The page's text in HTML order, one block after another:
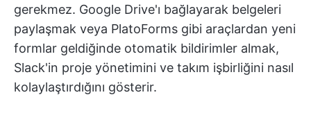
gerekmez. Google Drive'ı bağlayarak belgeleri
paylaşmak veya PlatoForms gibi araçlardan yeni
formlar geldiğinde otomatik bildirimler almak,
Slack'in proje yönetimini ve takım işbirliğini nasıl
kolaylaştırdığını gösterir.